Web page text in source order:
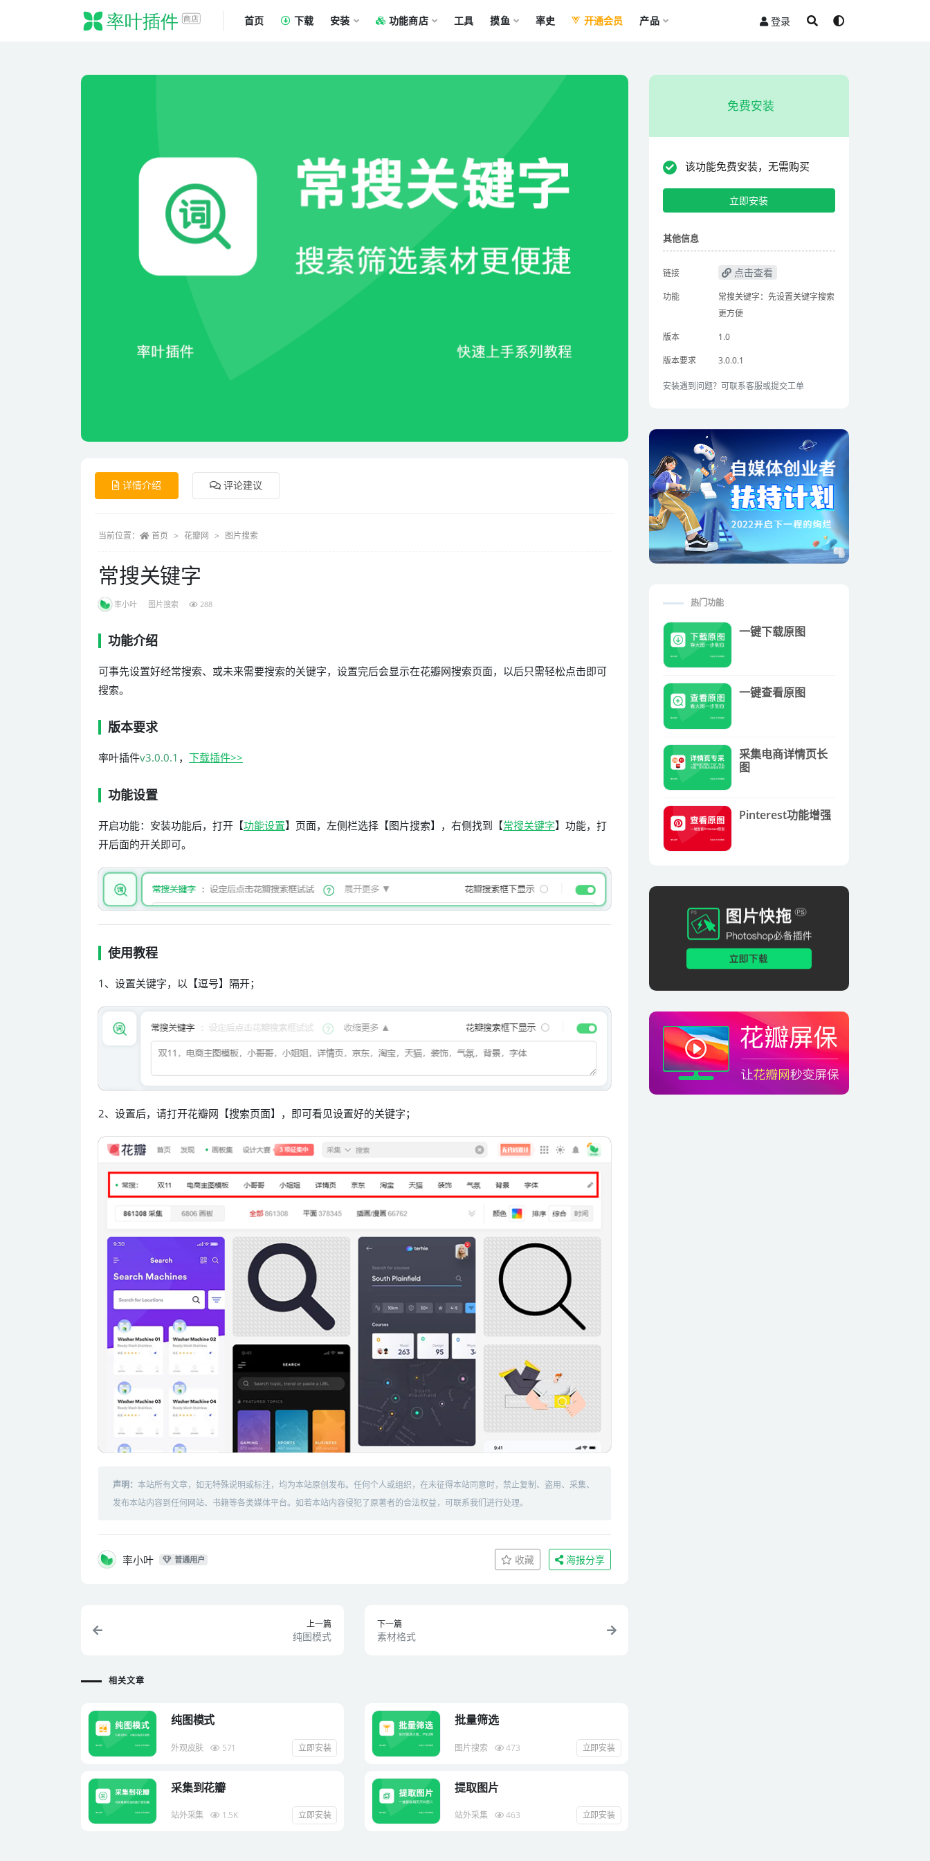
首页 下载 安装 功能商店 工具 摸鱼 率史 开通会员 产品 登录
详情介绍 评论建议
当前位置： 首页 花瓣网 图片搜索
常搜关键字
率小叶 图片搜索 288
功能介绍
可事先设置好经常搜索、或未来需要搜索的关键字，设置完后会显示在花瓣网搜索页面，以后只需轻松点击即可
搜索。
版本要求
率叶插件v3.0.0.1 ， 下载插件>>
功能设置
开启功能：安装功能后，打开【功能设置】页面，左侧栏选择【图片搜索】，右侧找到【常搜关键字】功能，打
开后面的开关即可。
使用教程
1、设置关键字，以【逗号】隔开；
2、设置后，请打开花瓣网【搜索页面】，即可看见设置好的关键字；
声明： 本站所有文章，如无特殊说明或标注，均为本站原创发布。任何个人或组织，在未征得本站同意时，禁止复制、盗用、采集、
发布本站内容到任何网站、书籍等各类媒体平台。如若本站内容侵犯了原著者的合法权益，可联系我们进行处理。
率小叶 普通用户 收藏 海报分享
上一篇
纯图模式
下一篇
素材格式
相关文章
纯图模式
外观皮肤 571 立即安装
批量筛选
图片搜索 473 立即安装
采集到花瓣
站外采集 1.5K 立即安装
提取图片
站外采集 463 立即安装
免费安装
该功能免费安装，无需购买
立即安装
其他信息
链接 点击查看
功能
常搜关键字：先设置关键字搜索
更方便
版本
1.0
版本要求
3.0.0.1
安装遇到问题？可联系客服或提交工单
热门功能
一键下载原图
一键查看原图
采集电商详情页长
图
Pinterest功能增强